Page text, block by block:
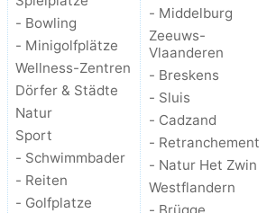
- Bowling
- Minigolfplätze
Wellness-Zentren
Dörfer & Städte
Natur
Sport
- Schwimmbader
- Reiten
- Golfplatze
- Middelburg
Zeeuws-
Vlaanderen
- Breskens
- Sluis
- Cadzand
- Retranchement
- Natur Het Zwin
Westflandern
- Brügge